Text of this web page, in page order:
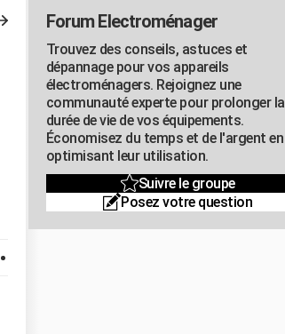
Forum Electroménager
Trouvez des conseils, astuces et
dépannage pour vos appareils
électroménagers. Rejoignez une
communauté experte pour prolonger la
durée de vie de vos équipements.
Économisez du temps et de l'argent en
optimisant leur utilisation.
Suivre le groupe
Posez votre question